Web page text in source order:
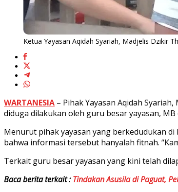
Ketua Yayasan Aqidah Syariah, Madjelis Dzikir
WARTANESIA – Pihak Yayasan Aqidah
diduga dilakukan oleh guru besar yayasan, MB
Menurut pihak yayasan yang berkedudukan di
bahwa informasi tersebut hanyalah fitnah.
Terkait guru besar yayasan yang kini telah
Baca berita terkait :Tindakan Asusila di Paguat,